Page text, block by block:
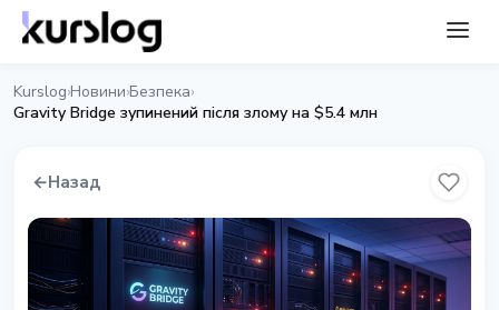
Kurslog›Новини›Безпека›
Gravity Bridge зупинений після злому на $5.4 млн
←Назад